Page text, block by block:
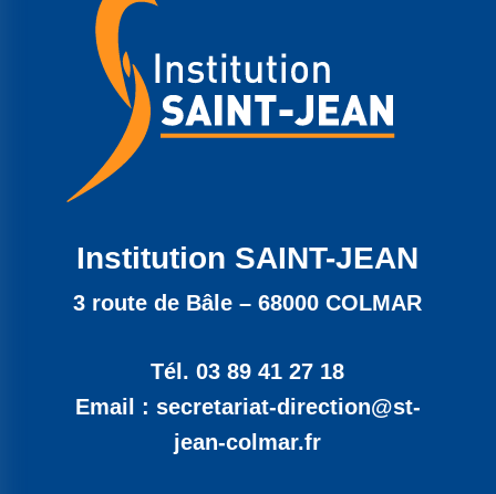
Institution SAINT-JEAN
3 route de Bâle – 68000 COLMAR
Tél. 03 89 41 27 18
Email : secretariat-direction@st-
jean-colmar.fr